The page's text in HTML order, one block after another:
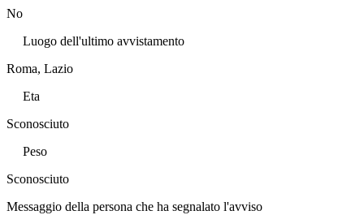
No
Luogo dell'ultimo avvistamento
Roma, Lazio
Eta
Sconosciuto
Peso
Sconosciuto
Messaggio della persona che ha segnalato l'avviso